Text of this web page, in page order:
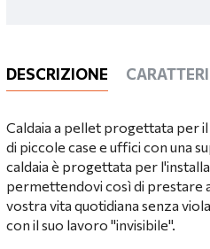
DESCRIZIONE
Caldaia a pellet progettata per
di piccole case e uffici con una
caldaia è progettata per
permettendovi così di prestare
vostra vita quotidiana senza
con il suo lavoro "invisibile".